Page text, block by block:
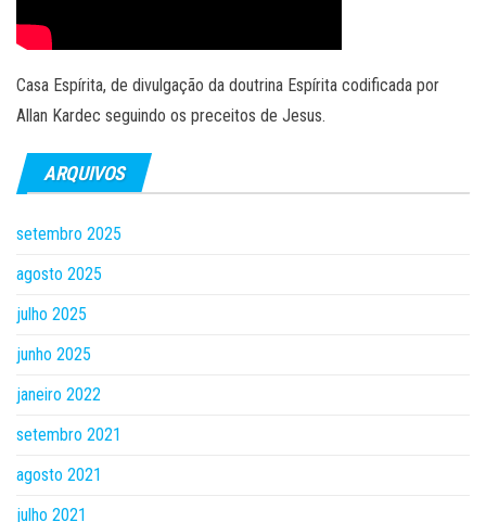
Casa Espírita, de divulgação da doutrina Espírita codificada por
Allan Kardec seguindo os preceitos de Jesus.
ARQUIVOS
setembro 2025
agosto 2025
julho 2025
junho 2025
janeiro 2022
setembro 2021
agosto 2021
julho 2021